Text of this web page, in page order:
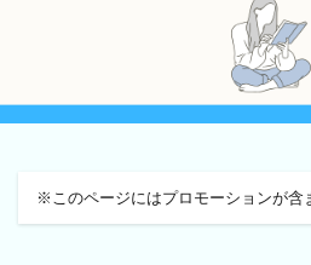
※このページにはプロモーションが含